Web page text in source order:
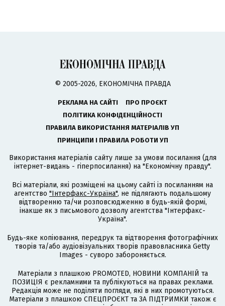
© 2005-2026, ЕКОНОМІЧНА ПРАВДА
РЕКЛАМА НА САЙТІ
ПРО ПРОЄКТ
ПОЛІТИКА КОНФІДЕНЦІЙНОСТІ
ПРАВИЛА ВИКОРИСТАННЯ МАТЕРІАЛІВ УП
ПРИНЦИПИ І ПРАВИЛА РОБОТИ УП
Використання матеріалів сайту лише за умови посилання (для
інтернет-видань - гіперпосилання) на "Економічну правду".
Всі матеріали, які розміщені на цьому сайті із посиланням на
агентство "Інтерфакс-Україна", не підлягають подальшому
відтворенню та/чи розповсюдженню в будь-якій формі,
інакше як з письмового дозволу агентства "Інтерфакс-
Україна".
Будь-яке копіювання, передрук та відтворення фотографічних
творів та/або аудіовізуальних творів правовласника Getty
Images - суворо забороняється.
Матеріали з плашкою PROMOTED, НОВИНИ КОМПАНІЙ та
ПОЗИЦІЯ є рекламними та публікуються на правах реклами.
Редакція може не поділяти погляди, які в них промотуються.
Матеріали з плашкою СПЕЦПРОЄКТ та ЗА ПІДТРИМКИ також є